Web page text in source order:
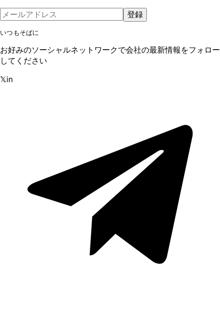
登録
いつもそばに
お好みのソーシャルネットワークで会社の最新情報をフォロー
してください
𝕏in